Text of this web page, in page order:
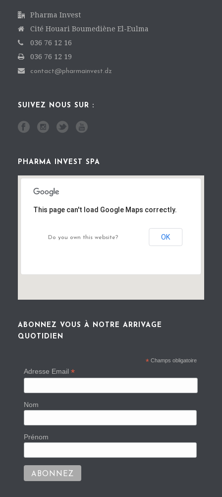
Pharma Invest
Cité Houari Boumediène El-Eulma
036 76 12 16
036 76 12 19
contact@pharmainvest.dz
SUIVEZ NOUS SUR :
PHARMA INVEST SPA
This page can't load Google Maps correctly.
Do you own this website? OK
ABONNEZ VOUS À NOTRE ARRIVAGE
QUOTIDIEN
* Champs obligatoire
Adresse Email *
Nom
Prénom